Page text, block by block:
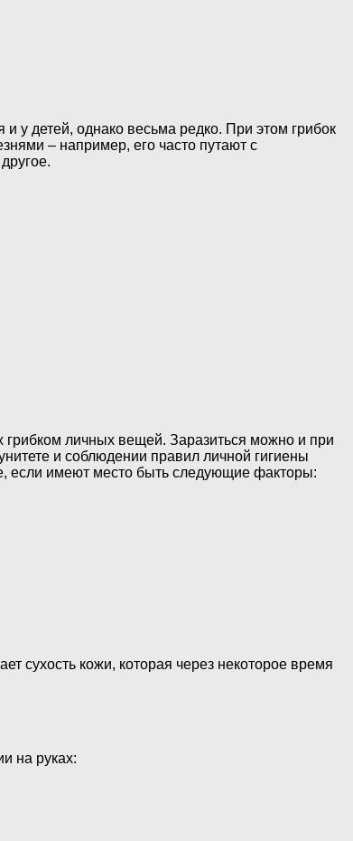
у детей, однако весьма редко. При этом грибок
– например, его часто путают с
грибком личных вещей. Заразиться можно и при
и соблюдении правил личной гигиены
если имеют место быть следующие факторы:
сухость кожи, которая через некоторое время
на руках: